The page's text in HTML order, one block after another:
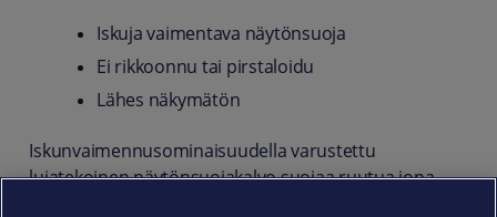
Iskuja vaimentava näytönsuoja
Ei rikkoonnu tai pirstaloidu
Lähes näkymätön
Iskunvaimennusominaisuudella varustettu
lujatekoinen näytönsuojakalvo suojaa ruutua jopa